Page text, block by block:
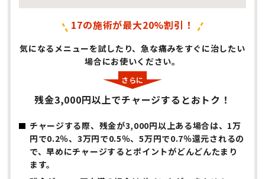
17の施術が最大20%割引！
気になるメニューを試したり、急な痛みをすぐに治したい
場合にお使いください。
残金3,000円以上でチャージするとおトク！
チャージする際、残金が3,000円以上ある場合は、1万
円で0.2％、3万円で0.5％、5万円で0.7％還元されるの
で、早めにチャージするとポイントがどんどんたまり
ます。